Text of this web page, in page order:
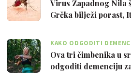
Virus Zapadnog Nila
Grčka bilježi porast,
KAKO ODGODITI
Ova tri čimbenika u
odgoditi demenciju